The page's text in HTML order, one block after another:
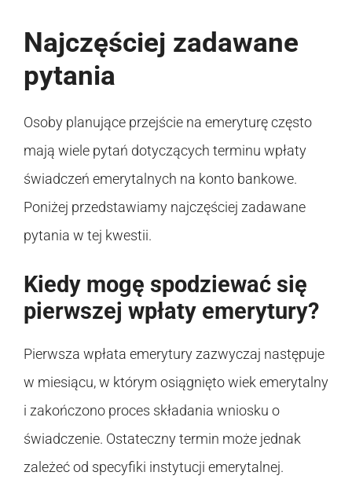
Najczęściej zadawane
pytania
Osoby planujące przejście na emeryturę często
mają wiele pytań dotyczących terminu wpłaty
świadczeń emerytalnych na konto bankowe.
Poniżej przedstawiamy najczęściej zadawane
pytania w tej kwestii.
Kiedy mogę spodziewać się
pierwszej wpłaty emerytury?
Pierwsza wpłata emerytury zazwyczaj następuje
w miesiącu, w którym osiągnięto wiek emerytalny
i zakończono proces składania wniosku o
świadczenie. Ostateczny termin może jednak
zależeć od specyfiki instytucji emerytalnej.